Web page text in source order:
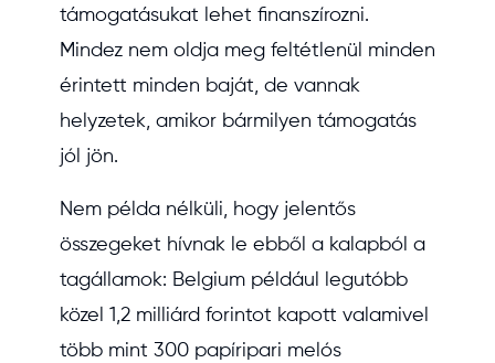
támogatásukat lehet finanszírozni.
Mindez nem oldja meg feltétlenül minden
érintett minden baját, de vannak
helyzetek, amikor bármilyen támogatás
jól jön.
Nem példa nélküli, hogy jelentős
összegeket hívnak le ebből a kalapból a
tagállamok: Belgium például legutóbb
közel 1,2 milliárd forintot kapott valamivel
több mint 300 papíripari melós